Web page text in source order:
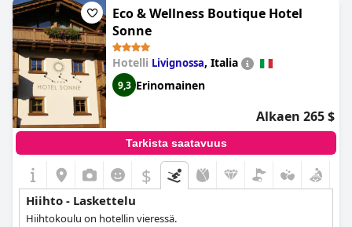
Eco & Wellness Boutique Hotel
Sonne
Hotelli Livignossa, Italia
9,3 Erinomainen
Alkaen 265 $
Tarkista saatavuus
$
Hiihto - Laskettelu
Hiihtokoulu on hotellin vieressä.